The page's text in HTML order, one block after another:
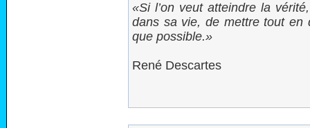
Si l’on veut atteindre la
dans sa vie, de mettre tout en
que possible.
René Descartes